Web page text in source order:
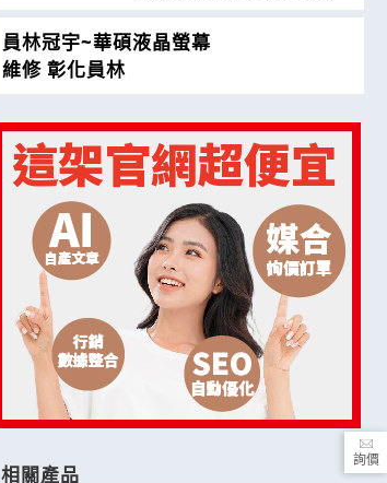
員林冠宇~華碩液晶螢幕
維修 彰化員林
相關產品
詢價